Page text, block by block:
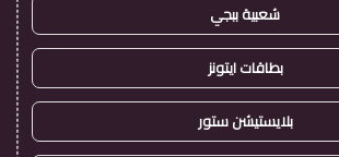
شعبية ببجي
بطاقات ايتونز
بلايستيشن ستور